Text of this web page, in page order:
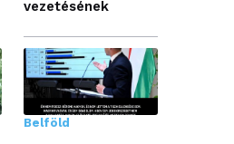
vezetésének
Belföld